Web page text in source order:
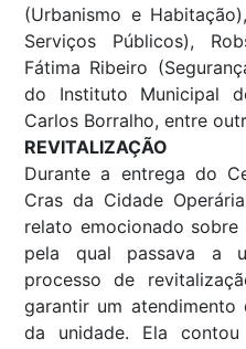
(Urbanismo e
Serviços Públicos),
Fátima Ribeiro
do Instituto Municipal
Carlos Borralho, entre
REVITALIZAÇÃO
Durante a entrega do
Cras da Cidade
relato emocionado
pela qual passava a
processo de
garantir um atendimento
da unidade. Ela